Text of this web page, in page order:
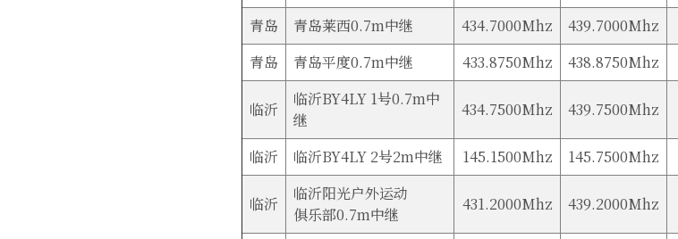
青岛
青岛莱西0.7m中继 434.7000Mhz 439.7000Mhz
青岛
青岛平度0.7m中继 433.8750Mhz 438.8750Mhz
临沂
临沂BY4LY 1号0.7m中
继
434.7500Mhz 439.7500Mhz
临沂 临沂BY4LY 2号2m中继 145.1500Mhz 145.7500Mhz
临沂
临沂阳光户外运动
俱乐部0.7m中继
431.2000Mhz 439.2000Mhz